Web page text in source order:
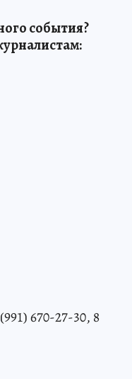
события?
670-27-30, 8